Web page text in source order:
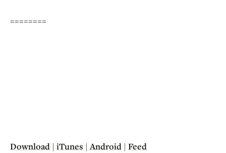
========
Download | iTunes |Android | Feed